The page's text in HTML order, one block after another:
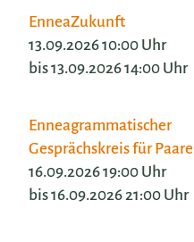
EnneaZukunft
13.09.2026 10:00 Uhr
bis 13.09.2026 14:00 Uhr
Enneagrammatischer
Gesprächskreis für Paare
16.09.2026 19:00 Uhr
bis 16.09.2026 21:00 Uhr